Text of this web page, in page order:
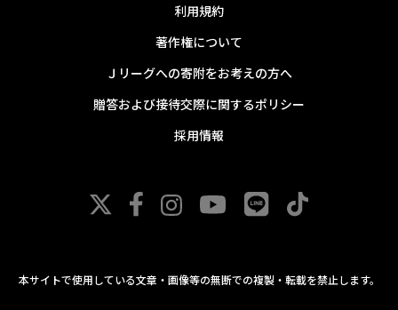
利用規約
著作権について
Ｊリーグへの寄附をお考えの方へ
贈答および接待交際に関するポリシー
採用情報
本サイトで使用している文章・画像等の無断での複製・転載を禁止します。